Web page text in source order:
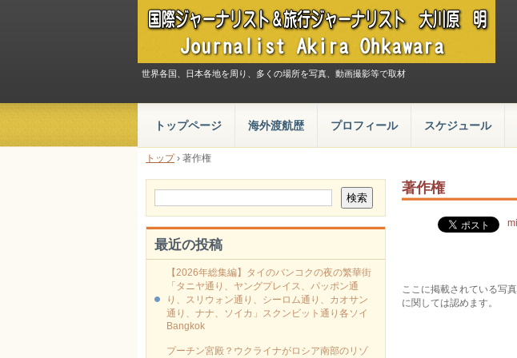
世界各国、日本各地を周り、多くの場所を写真、動画撮影等で取材
トップページ 海外渡航歴 プロフィール スケジュール
トップ› 著作権
著作権
ここに掲載されている写
に関しては認めます。
最近の投稿
【2026年総集編】タイのバンコクの夜の繁華街
「タニヤ通り、ヤングプレイス、パッポン通
り、スリウォン通り、シーロム通り、カオサン
通り、ナナ、ソイカ」スクンビット通り各ソイ
Bangkok
プーチン宮殿？ウクライナがロシア南部のリゾ